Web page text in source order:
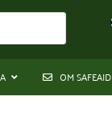
OM SAFEAID